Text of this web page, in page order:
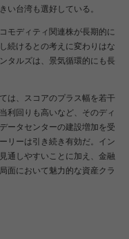
い台湾も選好している。
コモディティ関連株が長期的に
続けるとの考えに変わりはな
タルズは、景気循環的にも長
は、スコアのプラス幅を若干
利回りも高いなど、そのディ
ータセンターの建設増加を受
リーは引き続き有効だ。イン
通しやすいことに加え、金融
面において魅力的な資産クラ